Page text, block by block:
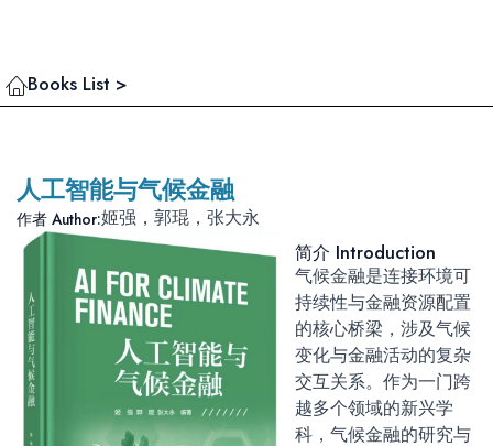
Books List >
人工智能与气候金融
作者 Author:姬强，郭琨，张大永
简介 Introduction
气候金融是连接环境可
持续性与金融资源配置
的核心桥梁，涉及气候
变化与金融活动的复杂
交互关系。作为一门跨
越多个领域的新兴学
科，气候金融的研究与